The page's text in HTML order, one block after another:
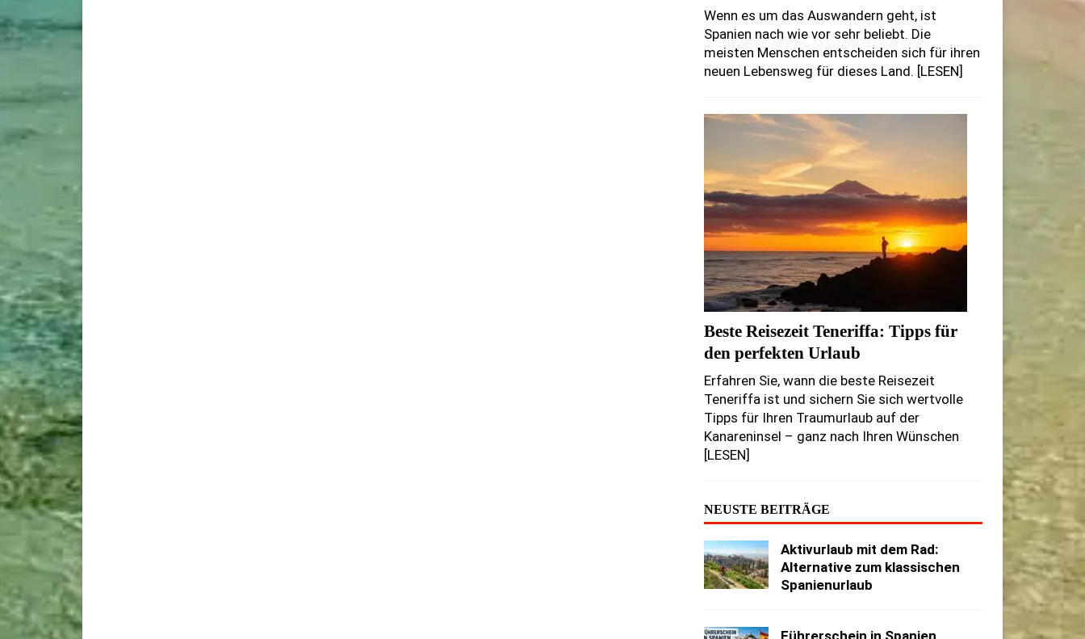
Wenn es um das Auswandern geht, ist
Spanien nach wie vor sehr beliebt. Die
meisten Menschen entscheiden sich für ihren
neuen Lebensweg für dieses Land. [LESEN]
Beste Reisezeit Teneriffa: Tipps für
den perfekten Urlaub
Erfahren Sie, wann die beste Reisezeit
Teneriffa ist und sichern Sie sich wertvolle
Tipps für Ihren Traumurlaub auf der
Kanareninsel – ganz nach Ihren Wünschen
[LESEN]
NEUSTE BEITRÄGE
Aktivurlaub mit dem Rad:
Alternative zum klassischen
Spanienurlaub